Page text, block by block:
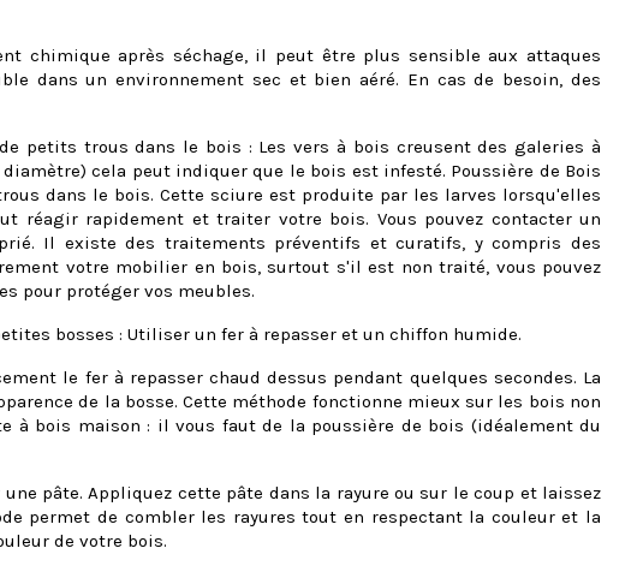
chimique après séchage, il peut être plus sensible aux attaques
dans un environnement sec et bien aéré. En cas de besoin, des
petits trous dans le bois : Les vers à bois creusent des galeries à
cela peut indiquer que le bois est infesté. Poussière de Bois
dans le bois. Cette sciure est produite par les larves lorsqu'elles
réagir rapidement et traiter votre bois. Vous pouvez contacter un
Il existe des traitements préventifs et curatifs, y compris des
votre mobilier en bois, surtout s'il est non traité, vous pouvez
pour protéger vos meubles.
bosses : Utiliser un fer à repasser et un chiffon humide.
le fer à repasser chaud dessus pendant quelques secondes. La
de la bosse. Cette méthode fonctionne mieux sur les bois non
bois maison : il vous faut de la poussière de bois (idéalement du
pâte. Appliquez cette pâte dans la rayure ou sur le coup et laissez
permet de combler les rayures tout en respectant la couleur et la
de votre bois.